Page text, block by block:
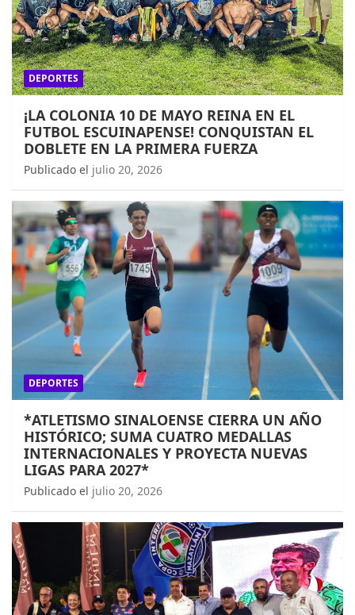
DEPORTES
¡LA COLONIA 10 DE MAYO REINA EN EL
FUTBOL ESCUINAPENSE! CONQUISTAN EL
DOBLETE EN LA PRIMERA FUERZA
Publicado el julio 20, 2026
DEPORTES
*ATLETISMO SINALOENSE CIERRA UN AÑO
HISTÓRICO; SUMA CUATRO MEDALLAS
INTERNACIONALES Y PROYECTA NUEVAS
LIGAS PARA 2027*
Publicado el julio 20, 2026